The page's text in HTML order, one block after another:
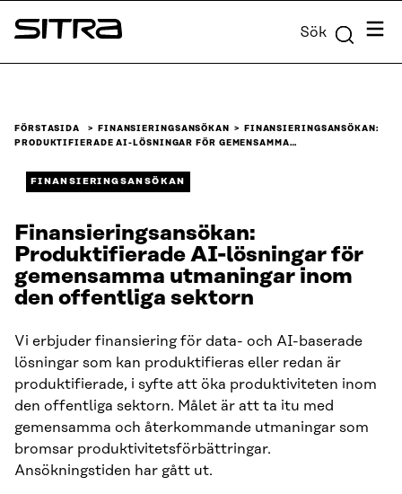
Skip to
content
Sitra Sök Meny
FÖRSTASIDA FINANSIERINGSANSÖKAN
FINANSIERINGSANSÖKAN:
PRODUKTIFIERADE AI-LÖSNINGAR FÖR GEMENSAMMA…
FINANSIERINGSANSÖKAN
Finansieringsansökan:
Produktifierade AI-lösningar för
gemensamma utmaningar inom
den offentliga sektorn
Vi erbjuder finansiering för data- och AI-baserade
lösningar som kan produktifieras eller redan är
produktifierade, i syfte att öka produktiviteten inom
den offentliga sektorn. Målet är att ta itu med
gemensamma och återkommande utmaningar som
bromsar produktivitetsförbättringar.
Ansökningstiden har gått ut.